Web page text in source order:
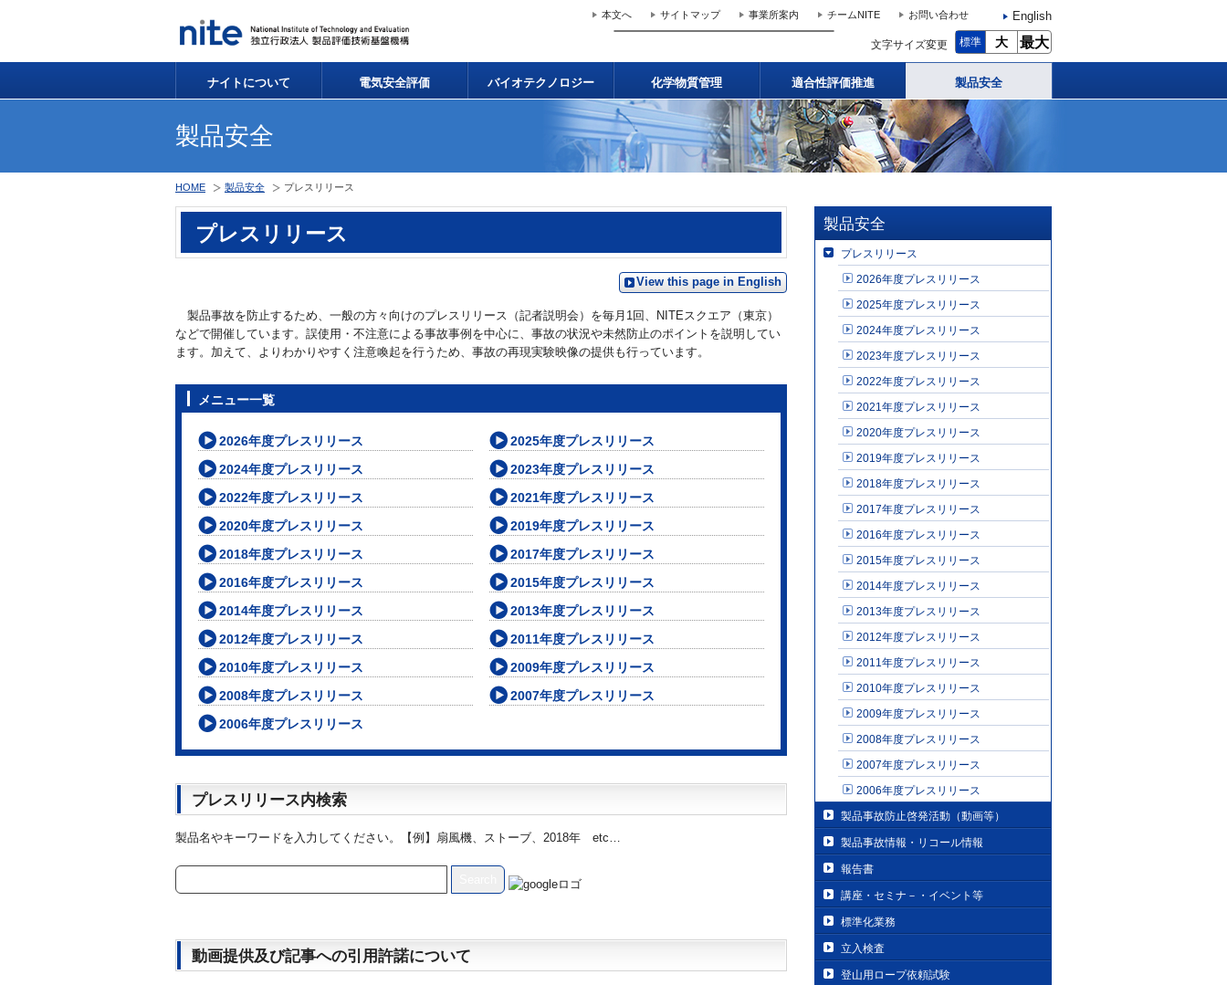
本文へ サイトマップ 事業所案内 チームNITE お問い合わせ English
文字サイズ変更 標準 大 最大
ナイトについて 電気安全評価 バイオテクノロジー 化学物質管理 適合性評価推進 製品安全
製品安全
HOME 製品安全 プレスリリース
プレスリリース
View this page in English
製品事故を防止するため、一般の方々向けのプレスリリース（記者説明会）を毎月1回、NITEスクエア（東京）
などで開催しています。誤使用・不注意による事故事例を中心に、事故の状況や未然防止のポイントを説明してい
ます。加えて、よりわかりやすく注意喚起を行うため、事故の再現実験映像の提供も行っています。
メニュー一覧
2026年度プレスリリース
2025年度プレスリリース
2024年度プレスリリース
2023年度プレスリリース
2022年度プレスリリース
2021年度プレスリリース
2020年度プレスリリース
2019年度プレスリリース
2018年度プレスリリース
2017年度プレスリリース
2016年度プレスリリース
2015年度プレスリリース
2014年度プレスリリース
2013年度プレスリリース
2012年度プレスリリース
2011年度プレスリリース
2010年度プレスリリース
2009年度プレスリリース
2008年度プレスリリース
2007年度プレスリリース
2006年度プレスリリース
プレスリリース内検索
製品名やキーワードを入力してください。【例】扇風機、ストーブ、2018年 etc…
動画提供及び記事への引用許諾について
製品安全
プレスリリース
2026年度プレスリリース
2025年度プレスリリース
2024年度プレスリリース
2023年度プレスリリース
2022年度プレスリリース
2021年度プレスリリース
2020年度プレスリリース
2019年度プレスリリース
2018年度プレスリリース
2017年度プレスリリース
2016年度プレスリリース
2015年度プレスリリース
2014年度プレスリリース
2013年度プレスリリース
2012年度プレスリリース
2011年度プレスリリース
2010年度プレスリリース
2009年度プレスリリース
2008年度プレスリリース
2007年度プレスリリース
2006年度プレスリリース
製品事故防止啓発活動（動画等）
製品事故情報・リコール情報
報告書
講座・セミナ－・イベント等
標準化業務
立入検査
登山用ロープ依頼試験